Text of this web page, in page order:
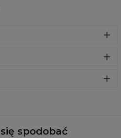
Stworzona z wytrzymałego
i stłuczeniem. Znajdź swój
iPhone'a i Huawei. Wybierz z
spodobać